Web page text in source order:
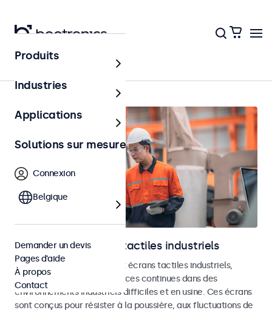
Accueil
Moniteurs et écrans tactiles industriels
Découvrez nos moniteurs et écrans tactiles industriels,
conçus pour des performances continues dans des
environnements industriels difficiles et en usine. Ces écrans
sont conçus pour résister à la poussière, aux fluctuations de
Produits
Industries
Applications
Solutions sur mesure
Connexion
Belgique
Demander un devis
Pages d’aide
À propos
Contact